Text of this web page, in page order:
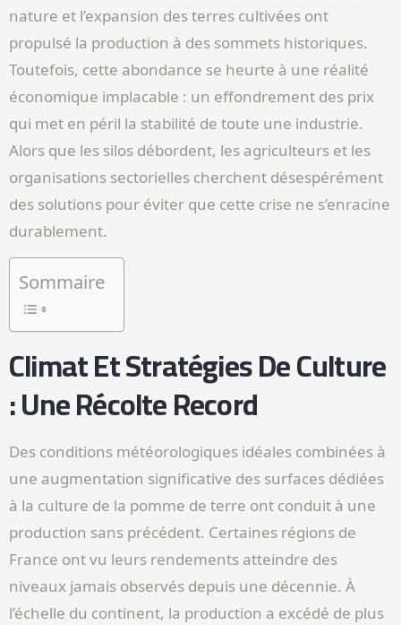
nature et l’expansion des terres cultivées ont
propulsé la production à des sommets historiques.
Toutefois, cette abondance se heurte à une réalité
économique implacable : un effondrement des prix
qui met en péril la stabilité de toute une industrie.
Alors que les silos débordent, les agriculteurs et les
organisations sectorielles cherchent désespérément
des solutions pour éviter que cette crise ne s’enracine
durablement.
Sommaire
Climat Et Stratégies De Culture
: Une Récolte Record
Des conditions météorologiques idéales combinées à
une augmentation significative des surfaces dédiées
à la culture de la pomme de terre ont conduit à une
production sans précédent. Certaines régions de
France ont vu leurs rendements atteindre des
niveaux jamais observés depuis une décennie. À
l’échelle du continent, la production a excédé de plus